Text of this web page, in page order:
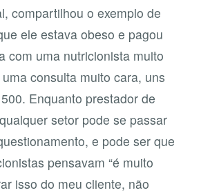
compartilhou o exemplo de
ele estava obeso e pagou
com uma nutricionista muito
consulta muito cara, uns
Enquanto prestador de
setor pode se passar
e pode ser que
pensavam “é muito
isso do meu cliente, não